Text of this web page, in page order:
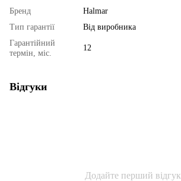
Бренд
Halmar
Тип гарантії
Від виробника
Гарантійний
термін, міс.
12
Відгуки
Додайте перший відгук